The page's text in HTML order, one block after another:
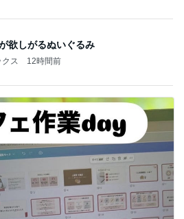
欲しがるぬいぐるみ
ス 12時間前